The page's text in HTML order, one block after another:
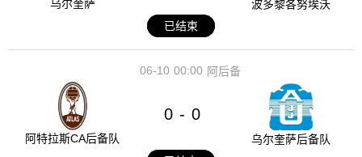
乌尔奎萨
波多黎各努埃沃
已结束
00:00
06-10 阿后备
阿特拉斯CA后备队
0 - 0
乌尔奎萨后备队